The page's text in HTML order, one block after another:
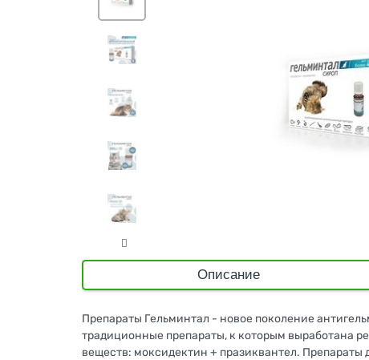
Описание
Препараты Гельминтал - новое поколение
традиционные препараты, к которым выработана
веществ: моксидектин + празиквантел.